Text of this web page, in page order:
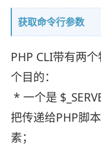
获取命令行参数
PHP CLI带有两
个目的：
* 一个是
把传递给PHP脚
素；